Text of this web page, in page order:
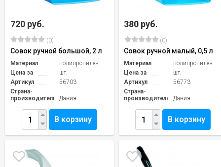
720 руб.
(0)
Совок ручной большой, 2 л
Материал
полипропилен
Цена за
шт.
Артикул
56703
Страна-
производитель
Дания
В корзину
380 руб.
(0)
Совок ручной малый, 0,5 л
Материал
полипропилен
Цена за
шт.
Артикул
56773
Страна-
производитель
Дания
В корзину